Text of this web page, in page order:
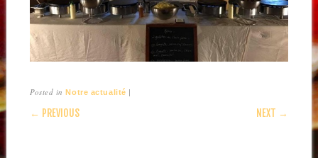
Posted inNotre actualité |
POST NAVIGATION
← PREVIOUS NEXT →